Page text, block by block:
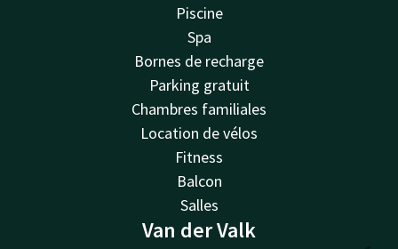
Piscine
Spa
Bornes de recharge
Parking gratuit
Chambres familiales
Location de vélos
Fitness
Balcon
Salles
Van der Valk